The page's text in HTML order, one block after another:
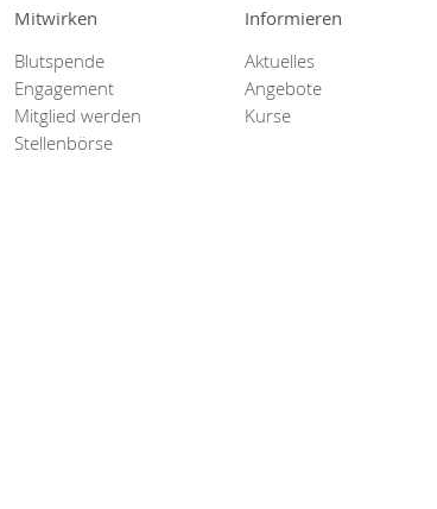
Mitwirken
Blutspende
Engagement
Mitglied werden
Stellenbörse
Informieren
Aktuelles
Angebote
Kurse